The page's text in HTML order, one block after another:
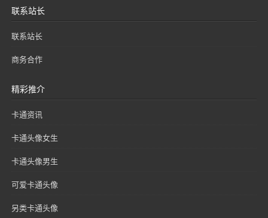
联系站长
联系站长
商务合作
精彩推介
卡通资讯
卡通头像女生
卡通头像男生
可爱卡通头像
另类卡通头像